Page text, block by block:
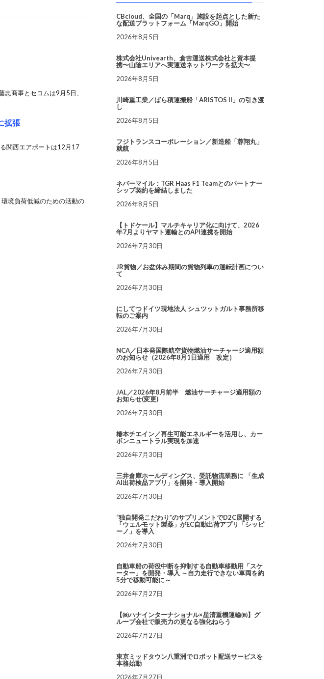
商事とセコムは9月5日、
拡張
関西エアポートは12月17
境負荷低減のための活動の
CBcloud、全国の「Marq」施設を起点とした新た
な配送プラットフォーム「MarqGO」開始
2026年8月5日
株式会社Univearth、倉吉運送株式会社と資本提
携〜山陰エリアへ実運送ネットワークを拡大〜
2026年8月5日
川崎重工業／ばら積運搬船「ARISTOS II」の引き渡
し
2026年8月5日
フジトランスコーポレーション／新造船「蓉翔丸」
就航
2026年8月5日
ネバーマイル：TGR Haas F1 Teamとのパートナー
シップ契約を締結しました
2026年8月5日
【トドケール】マルチキャリア化に向けて、2026
年7月よりヤマト運輸とのAPI連携を開始
2026年7月30日
JR貨物／お盆休み期間の貨物列車の運転計画につい
て
2026年7月30日
にしてつドイツ現地法人 シュツットガルト事務所移
転のご案内
2026年7月30日
NCA／日本発国際航空貨物燃油サーチャージ適用額
のお知らせ（2026年8月1日適用 改定）
2026年7月30日
JAL／2026年8月前半 燃油サーチャージ適用額の
お知らせ(変更)
2026年7月30日
椿本チエイン／再生可能エネルギーを活用し、カー
ボンニュートラル実現を加速
2026年7月30日
三井倉庫ホールディングス、受託物流業務に 「生成
AI出荷検品アプリ」を開発・導入開始
2026年7月30日
“独自開発こだわり”のサプリメントでD2C展開する
「ウェルモット製薬」がEC自動出荷アプリ「シッピ
ーノ」を導入
2026年7月30日
自動車船の荷役中断を抑制する自動車移動用「スケ
ーター」を開発・導入 ～自力走行できない車両を約
5分で移動可能に～
2026年7月27日
【㈱ハナインターナショナル×星清重機運輸㈱】グ
ループ会社で販売力の更なる強化ねらう
2026年7月27日
東京ミッドタウン八重洲でロボット配送サービスを
本格始動
2026年7月27日